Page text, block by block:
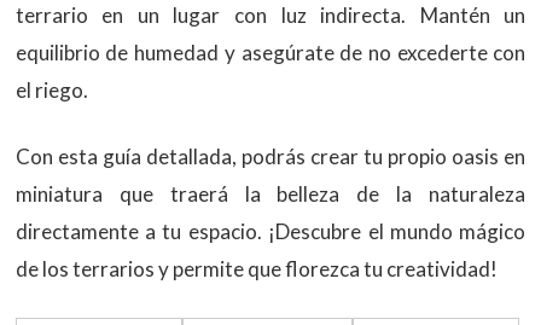
terrario en un lugar con luz indirecta. Mantén un
equilibrio de humedad y asegúrate de no excederte con
el riego.
Con esta guía detallada, podrás crear tu propio oasis en
miniatura que traerá la belleza de la naturaleza
directamente a tu espacio. ¡Descubre el mundo mágico
de los terrarios y permite que florezca tu creatividad!